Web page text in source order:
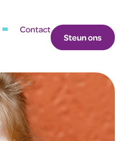
Contact
Steun ons